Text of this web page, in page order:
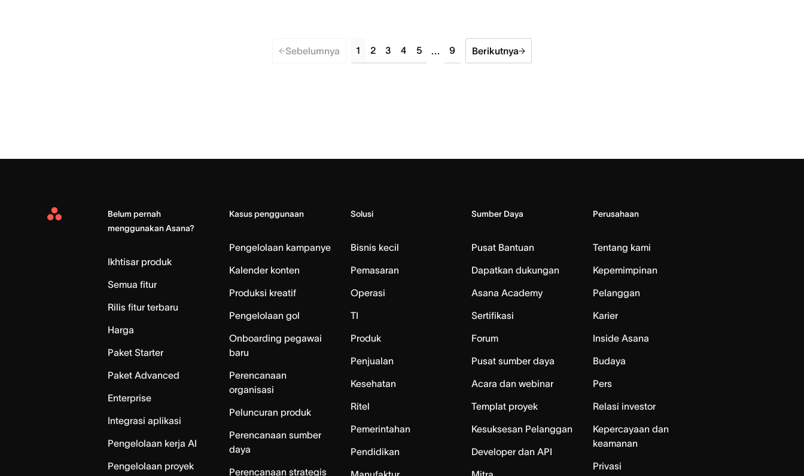
Sebelumnya 1 2 3 4 5 ... 9 Berikutnya
Asana
Belum pernah
menggunakan Asana?
Ikhtisar produk
Semua fitur
Rilis fitur terbaru
Harga
Paket Starter
Paket Advanced
Enterprise
Integrasi aplikasi
Pengelolaan kerja AI
Pengelolaan proyek
Kasus penggunaan
Pengelolaan kampanye
Kalender konten
Produksi kreatif
Pengelolaan gol
Onboarding pegawai
baru
Perencanaan
organisasi
Peluncuran produk
Perencanaan sumber
daya
Perencanaan strategis
Solusi
Bisnis kecil
Pemasaran
Operasi
TI
Produk
Penjualan
Kesehatan
Ritel
Pemerintahan
Pendidikan
Sumber Daya
Pusat Bantuan
Dapatkan dukungan
Asana Academy
Sertifikasi
Forum
Pusat sumber daya
Acara dan webinar
Templat proyek
Kesuksesan Pelanggan
Developer dan API
Perusahaan
Tentang kami
Kepemimpinan
Pelanggan
Karier
Inside Asana
Budaya
Pers
Relasi investor
Kepercayaan dan
keamanan
Privasi